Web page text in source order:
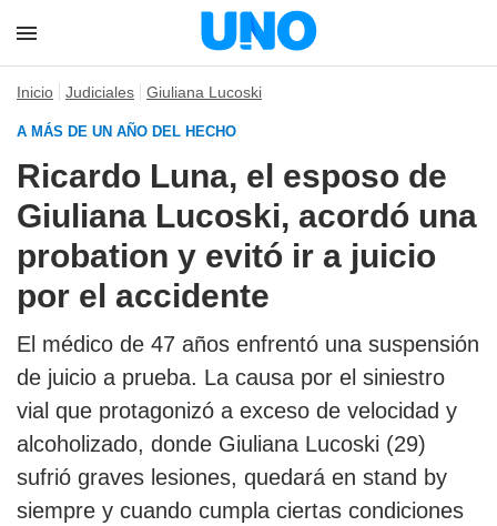
Inicio Judiciales Giuliana Lucoski
A MÁS DE UN AÑO DEL HECHO
Ricardo Luna, el esposo de
Giuliana Lucoski, acordó una
probation y evitó ir a juicio
por el accidente
El médico de 47 años enfrentó una suspensión
de juicio a prueba. La causa por el siniestro
vial que protagonizó a exceso de velocidad y
alcoholizado, donde Giuliana Lucoski (29)
sufrió graves lesiones, quedará en stand by
siempre y cuando cumpla ciertas condiciones